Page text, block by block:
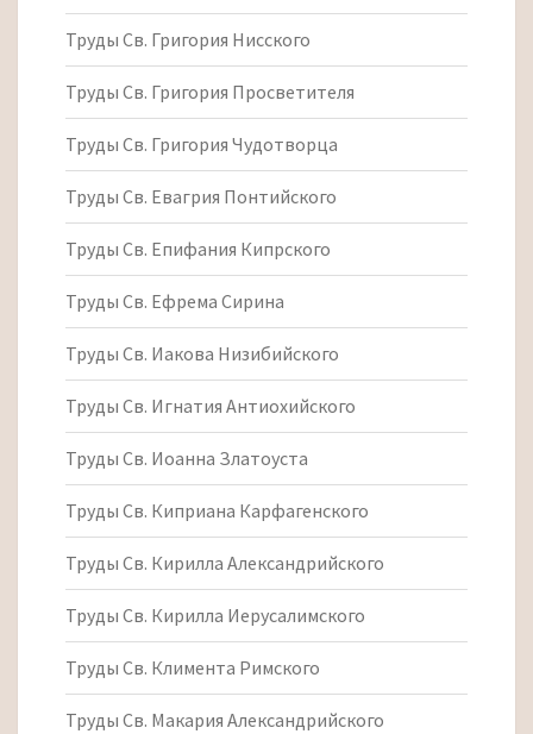
Труды Св. Григория Нисского
Труды Св. Григория Просветителя
Труды Св. Григория Чудотворца
Труды Св. Евагрия Понтийского
Труды Св. Епифания Кипрского
Труды Св. Ефрема Сирина
Труды Св. Иакова Низибийского
Труды Св. Игнатия Антиохийского
Труды Св. Иоанна Златоуста
Труды Св. Киприана Карфагенского
Труды Св. Кирилла Александрийского
Труды Св. Кирилла Иерусалимского
Труды Св. Климента Римского
Труды Св. Макария Александрийского